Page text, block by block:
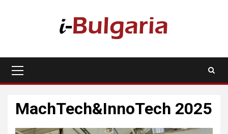
Menu
MachTech&InnoTech 2025